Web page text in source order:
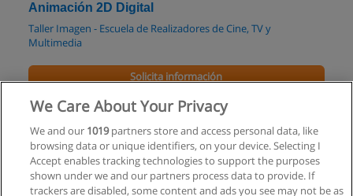
Animación 2D Digital
Taller Imagen - Escuela de Realizadores de Cine, TV y
Multimedia
Solicita información
Carrera en Diseño Multimedial
Taller Imagen - Escuela de Realizadores de Cine, TV y
Multimedia
Solicita información
We Care About Your Privacy
We and our 1019partners store and access personal data, like
browsing data or unique identifiers, on your device. Selecting I
Accept enables tracking technologies to support the purposes
shown under we and our partners process data to provide. If
trackers are disabled, some content and ads you see may not be as